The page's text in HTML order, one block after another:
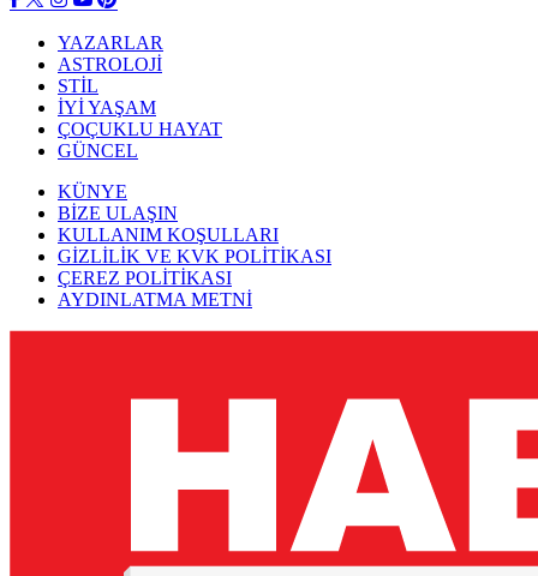
YAZARLAR
ASTROLOJİ
STİL
İYİ YAŞAM
ÇOÇUKLU HAYAT
GÜNCEL
KÜNYE
BİZE ULAŞIN
KULLANIM KOŞULLARI
GİZLİLİK VE KVK POLİTİKASI
ÇEREZ POLİTİKASI
AYDINLATMA METNİ